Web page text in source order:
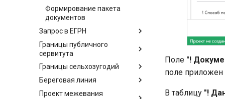
Формирование пакета
документов
Запрос в ЕГРН
Границы публичного
сервитута
Границы сельхозугодий
Береговая линия
Проект межевания
Поле "!
поле приложен
В таблицу "!